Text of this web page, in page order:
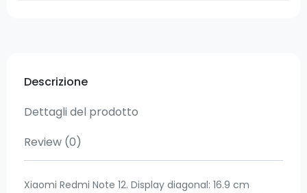
Descrizione
Dettagli del prodotto
Review (0)
Xiaomi Redmi Note 12. Display diagonal: 16.9 cm